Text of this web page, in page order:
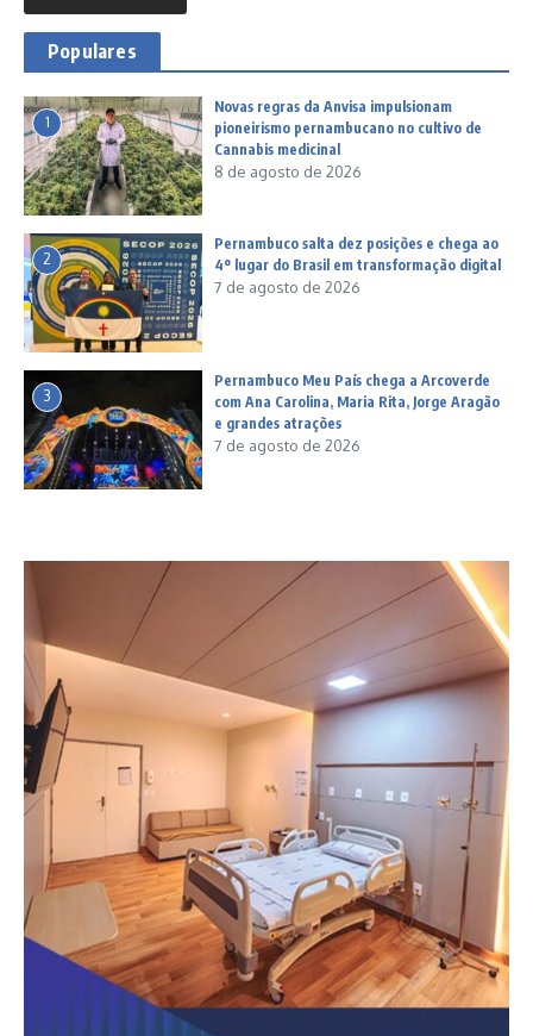
Populares
1
Novas regras da Anvisa impulsionam
pioneirismo pernambucano no cultivo de
Cannabis medicinal
8 de agosto de 2026
2
Pernambuco salta dez posições e chega ao
4º lugar do Brasil em transformação digital
7 de agosto de 2026
3
Pernambuco Meu País chega a Arcoverde
com Ana Carolina, Maria Rita, Jorge Aragão
e grandes atrações
7 de agosto de 2026